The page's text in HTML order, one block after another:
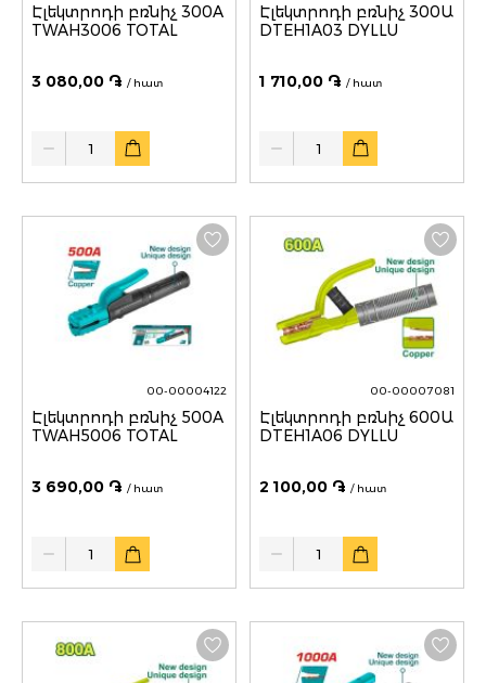
Էլեկտրոդի բռնիչ 300A
TWAH3006 TOTAL
3 080,00 ֏ / հատ
Quantity
Էլեկտրոդի բռնիչ 300Ա
DTEH1A03 DYLLU
1 710,00 ֏ / հատ
Quantity
00-00004122
Էլեկտրոդի բռնիչ 500A
TWAH5006 TOTAL
3 690,00 ֏ / հատ
Quantity
00-00007081
Էլեկտրոդի բռնիչ 600Ա
DTEH1A06 DYLLU
2 100,00 ֏ / հատ
Quantity